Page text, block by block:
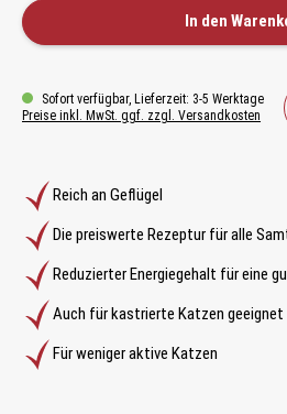
Reich an Geflügel
Die preiswerte Rezeptur für alle
Reduzierter Energiegehalt für eine
Auch für kastrierte Katzen geeignet
Für weniger aktive Katzen
In den
Sofort verfügbar, Lieferzeit: 3-5 Werktage
Preise inkl. MwSt. ggf. zzgl. Versandkosten